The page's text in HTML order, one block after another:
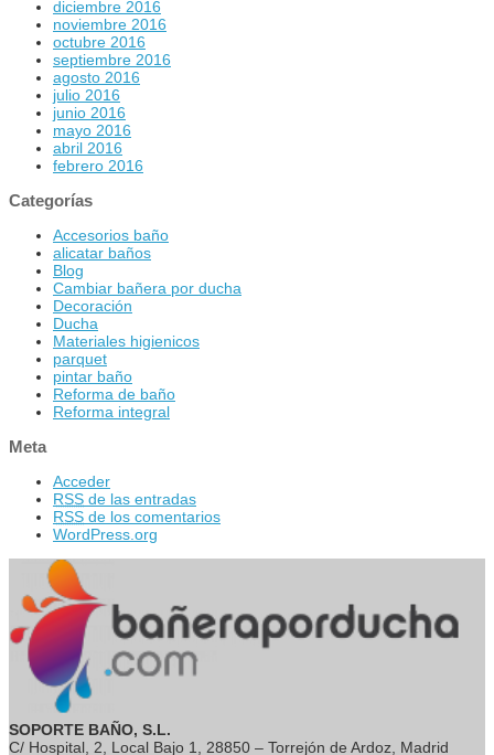
diciembre 2016
noviembre 2016
octubre 2016
septiembre 2016
agosto 2016
julio 2016
junio 2016
mayo 2016
abril 2016
febrero 2016
Categorías
Accesorios baño
alicatar baños
Blog
Cambiar bañera por ducha
Decoración
Ducha
Materiales higienicos
parquet
pintar baño
Reforma de baño
Reforma integral
Meta
Acceder
RSS de las entradas
RSS de los comentarios
WordPress.org
SOPORTE BAÑO, S.L.
C/ Hospital, 2, Local Bajo 1, 28850 – Torrejón de Ardoz, Madrid